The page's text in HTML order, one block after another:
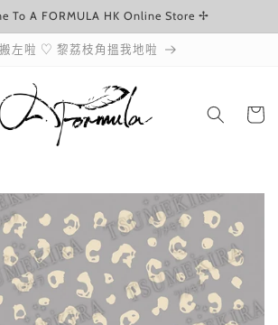
To A FORMULA HK Online Store ✢
左啦 ♡ 黎荔枝角搵我地啦
物